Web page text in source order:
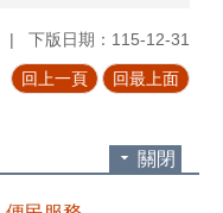
下版日期：115-12-31
回上一頁 回最上面
關閉